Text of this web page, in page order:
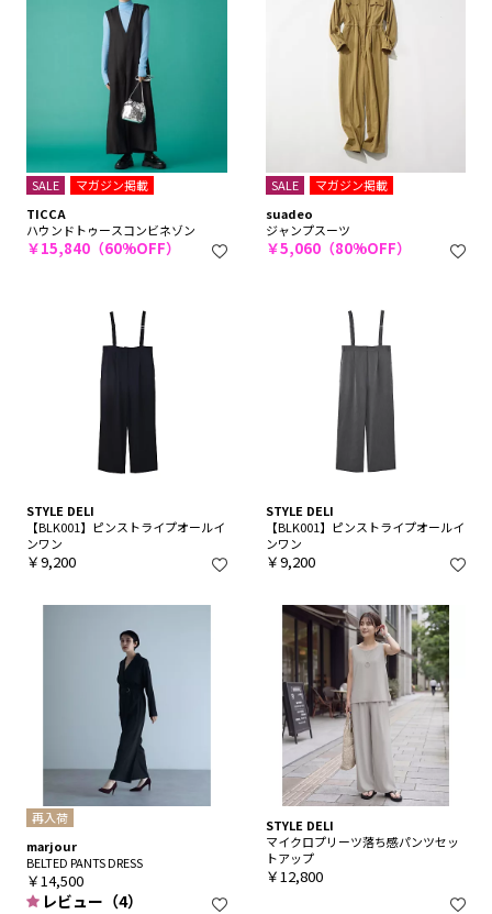
SALE
マガジン掲載
TICCA
ハウンドトゥースコンビネゾン
￥15,840（60%OFF）
SALE
マガジン掲載
suadeo
ジャンプスーツ
￥5,060（80%OFF）
STYLE DELI
【BLK001】ピンストライプオールイ
ンワン
￥9,200
STYLE DELI
【BLK001】ピンストライプオールイ
ンワン
￥9,200
再入荷
marjour
BELTED PANTS DRESS
￥14,500
レビュー（4）
STYLE DELI
マイクロプリーツ落ち感パンツセッ
トアップ
￥12,800